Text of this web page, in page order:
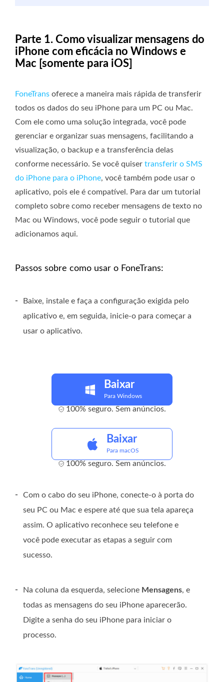
Parte 1. Como visualizar mensagens do
iPhone com eficácia no Windows e
Mac [somente para iOS]
FoneTrans oferece a maneira mais rápida de transferir
todos os dados do seu iPhone para um PC ou Mac.
Com ele como uma solução integrada, você pode
gerenciar e organizar suas mensagens, facilitando a
visualização, o backup e a transferência delas
conforme necessário. Se você quiser transferir o SMS
do iPhone para o iPhone, você também pode usar o
aplicativo, pois ele é compatível. Para dar um tutorial
completo sobre como receber mensagens de texto no
Mac ou Windows, você pode seguir o tutorial que
adicionamos aqui.
Passos sobre como usar o FoneTrans:
-
Baixe, instale e faça a configuração exigida pelo
aplicativo e, em seguida, inicie-o para começar a
usar o aplicativo.
Baixar
Para Windows
100% seguro. Sem anúncios.
Baixar
Para macOS
100% seguro. Sem anúncios.
-
Com o cabo do seu iPhone, conecte-o à porta do
seu PC ou Mac e espere até que sua tela apareça
assim. O aplicativo reconhece seu telefone e
você pode executar as etapas a seguir com
sucesso.
- Na coluna da esquerda, selecione Mensagens, e
todas as mensagens do seu iPhone aparecerão.
Digite a senha do seu iPhone para iniciar o
processo.